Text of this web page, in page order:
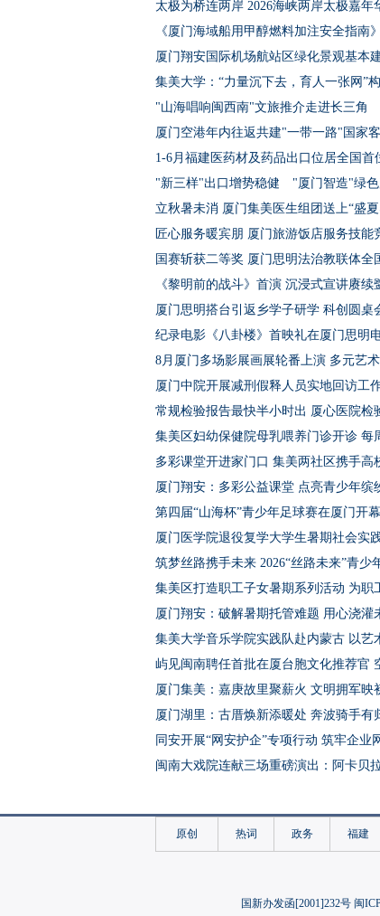
太极为桥连两岸 2026海峡两岸太极嘉年
《厦门海域船用甲醇燃料加注安全指南
厦门翔安国际机场航站区绿化景观基本
集美大学：“力量沉下去，育人一张网”
"山海唱响闽西南"文旅推介走进长三角
厦门空港年内往返共建"一带一路"国家
1-6月福建医药材及药品出口位居全国首
"新三样"出口增势稳健 "厦门智造"绿色
立秋暑未消 厦门集美医生组团送上“盛
匠心服务暖宾朋 厦门旅游饭店服务技能
国赛斩获二等奖 厦门思明法治教联体全
《黎明前的战斗》首演 沉浸式宣讲赓续
厦门思明搭台引返乡学子研学 科创圆桌
纪录电影《八卦楼》首映礼在厦门思明
8月厦门多场影展画展轮番上演 多元艺
厦门中院开展减刑假释人员实地回访工
常规检验报告最快半小时出 厦心医院检
集美区妇幼保健院母乳喂养门诊开诊 每
多彩课堂开进家门口 集美两社区携手高
厦门翔安：多彩公益课堂 点亮青少年缤
第四届“山海杯”青少年足球赛在厦门开幕
厦门医学院退役复学大学生暑期社会实
筑梦丝路携手未来 2026“丝路未来”青少
集美区打造职工子女暑期系列活动 为职
厦门翔安：破解暑期托管难题 用心浇灌
集美大学音乐学院实践队赴内蒙古 以艺
屿见闽南聘任首批在厦台胞文化推荐官
厦门集美：嘉庚故里聚薪火 文明拥军映
厦门湖里：古厝焕新添暖处 奔波骑手有
同安开展“网安护企”专项行动 筑牢企业
闽南大戏院连献三场重磅演出：阿卡贝
厦门翔安：党建赋能街区焕新 厦航三六
乐动鹭岛燃情盛夏！8月厦门多元演出轮
原创 热词 政务 福建
国新办发函[2001]232号 闽